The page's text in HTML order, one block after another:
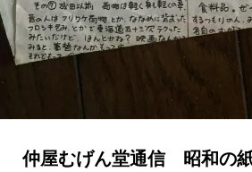
仲屋むげん堂通信 昭和の